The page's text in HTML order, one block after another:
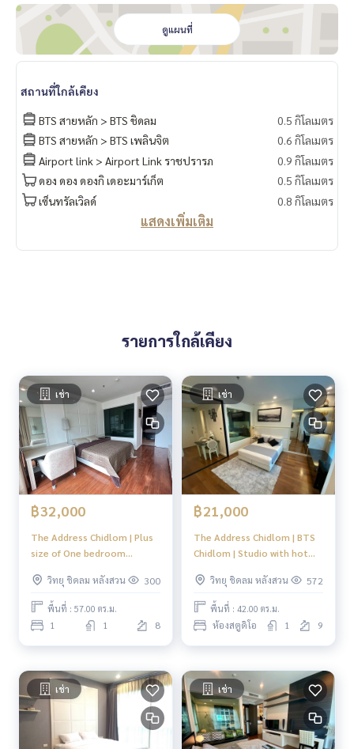
----------------------------------------
You can inbox or dm to ask more information, It’s my pleas
ure to give.
Tel :093-943-4388
What App
+6693-943-4388
LINE ID : @BPP2019
#Kong
ดูแผนที่
สถานที่ใกล้เคียง
BTS สายหลัก > BTS ชิดลม
0.5 กิโลเมตร
BTS สายหลัก > BTS เพลินจิต
0.6 กิโลเมตร
Airport link > Airport Link ราชปรารภ
0.9 กิโลเมตร
ดอง ดอง ดองกิ เดอะมาร์เก็ต
0.5 กิโลเมตร
เซ็นทรัลเวิลด์
0.8 กิโลเมตร
แสดงเพิ่มเติม
รายการใกล้เคียง
เช่า
฿32,000
The Address Chidlom | Plus
size of One bedroom
bangkok #New Focus
วิทยุ ชิดลม หลังสวน 300
พื้นที่ : 57.00 ตร.ม.
1 1 8
เช่า
฿21,000
The Address Chidlom | BTS
Chidlom | Studio with hot
วิทยุ ชิดลม หลังสวน
572
พื้นที่ : 42.00 ตร.ม.
ห้องสตูดิโอ 1 9
เช่า เช่า